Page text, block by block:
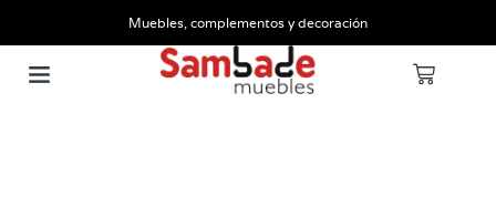
Muebles, complementos y decoración